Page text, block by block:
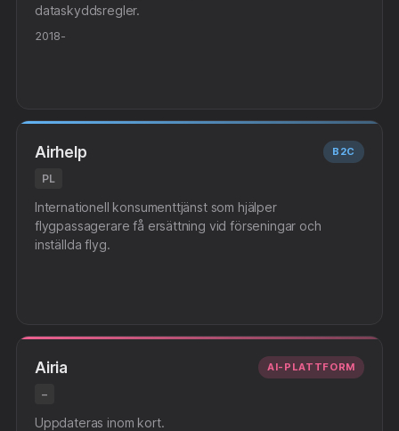
dataskyddsregler.
2018-
Airhelp
PL
B2C
Internationell konsumenttjänst som hjälper
flygpassagerare få ersättning vid förseningar och
inställda flyg.
Airia
–
AI-PLATTFORM
Uppdateras inom kort.